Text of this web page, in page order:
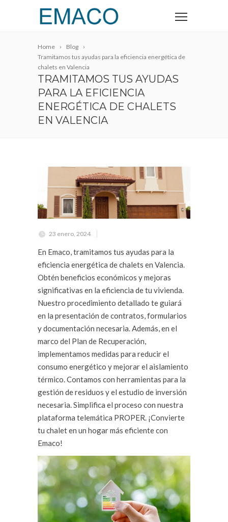
Home
Blog
Tramitamos tus ayudas para la eficiencia energética de
chalets en Valencia
TRAMITAMOS TUS AYUDAS
PARA LA EFICIENCIA
ENERGÉTICA DE CHALETS
EN VALENCIA
23 enero, 2024
En Emaco, tramitamos tus ayudas para la
eficiencia energética de chalets en Valencia.
Obtén beneficios económicos y mejoras
significativas en la eficiencia de tu vivienda.
Nuestro procedimiento detallado te guiará
en la presentación de contratos, formularios
y documentación necesaria. Además, en el
marco del Plan de Recuperación,
implementamos medidas para reducir el
consumo energético y mejorar el aislamiento
térmico. Contamos con herramientas para la
gestión de residuos y el estudio de inversión
necesaria. Simplifica el proceso con nuestra
plataforma telemática PROPER. ¡Convierte
tu chalet en un hogar más eficiente con
Emaco!